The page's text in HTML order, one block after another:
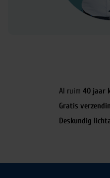
Al ruim 40 jaar
Gratis
Deskundig